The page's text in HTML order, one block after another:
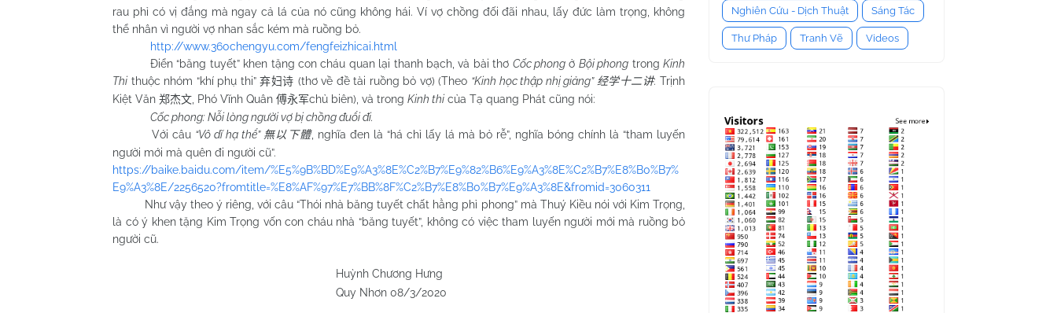
rau phỉ có vị đắng mà ngay cả lá của nó cũng không hái. Ví vợ chồng đối đãi nhau, lấy đức làm trọng, không
thể nhân vì người vợ nhan sắc kém mà ruồng bỏ.
http://www.360chengyu.com/fengfeizhicai.html
Điển “băng tuyết” khen tặng con cháu quan lại thanh bạch, và bài thơ Cốc phong ở Bội phong trongKinh
Thi thuộc nhóm “khí phụ thi”弃妇诗 (thơ về đề tài ruồng bỏ vợ) (Theo “Kinh học thập nhị giảng” 经学十二讲: Trịnh
Kiệt Văn 郑杰文 , Phó Vĩnh Quân 傅永军chủ biên), và trong Kinh thi của Tạ quang Phát cũng nói:
Cốc phong: Nỗi lòng người vợ bị chồng đuổi đi.
Với câu “Vô dĩ hạ thể” 無以下體, nghĩa đen là “há chỉ lấy lá mà bỏ rễ”, nghĩa bóng chính là “tham luyến
người mới mà quên đi người cũ”.
https://baike.baidu.com/item/%E5%9B%BD%E9%A3%8E%C2%B7%E9%82%B6%E9%A3%8E%C2%B7%E8%B0%B7%
E9%A3%8E/2256520?fromtitle=%E8%AF%97%E7%BB%8F%C2%B7%E8%B0%B7%E9%A3%8E&fromid=3060311
Như vậy theo ý riêng, với câu “Thói nhà băng tuyết chất hằng phỉ phong” mà Thuý Kiều nói với Kim Trọng,
là có ý khen tặng Kim Trọng vốn con cháu nhà “băng tuyết”, không có việc tham luyến người mới mà ruồng bỏ
người cũ.
Huỳnh Chương Hưng
Quy Nhơn 08/3/2020
Nghiên Cứu - Dịch Thuật Sáng Tác
Thư Pháp Tranh Vẽ Videos